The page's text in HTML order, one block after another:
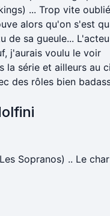
... Trop vite
alors qu'on s'est
de sa gueule...
j'aurais voulu le voir
la série et ailleurs au
des rôles bien
Sopranos) .. Le